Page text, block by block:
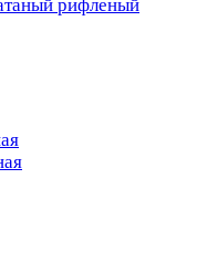
рифленый